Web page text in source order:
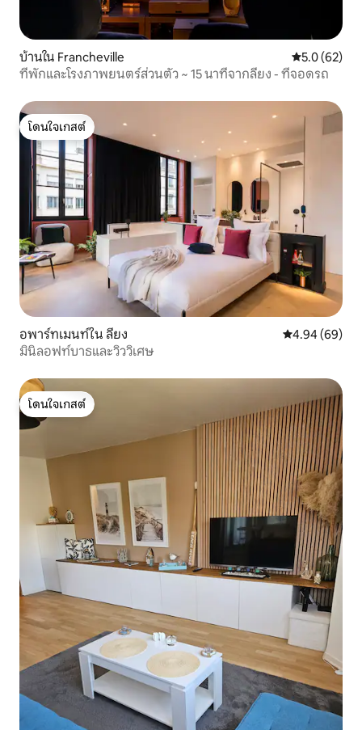
บ้านใน Francheville คะแนนเฉลี่ย
5.0 (62)
ที่พักและโรงภาพยนตร์ส่วนตัว ~ 15 นาทีจากลียง - ที่จอดรถ
โดนใจเกสต์
โดนใจเกสต์
อพาร์ทเมนท์ใน ลียง คะแนนเฉลี่ย
4.94 (69)
มินิลอฟท์บาธและวิววิเศษ
โดนใจเกสต์
โดนใจเกสต์